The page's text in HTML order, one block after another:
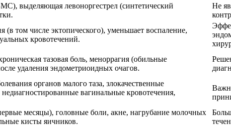
выделяющая левоноргестрел (синтетический
Не
(в том числе эктопического), уменьшает воспаление,
кровотечений.
тазовая боль, меноррагия (обильные
удаления эндометриоидных очагов.
органов малого таза, злокачественные
вагинальные кровотечения,
месяцы), головные боли, акне, нагрубание молочных
кисты яичников.